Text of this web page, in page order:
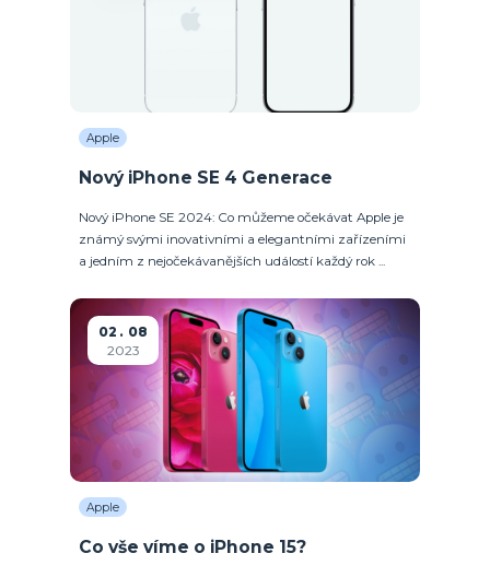
Apple
Nový iPhone SE 4 Generace
Nový iPhone SE 2024: Co můžeme očekávat Apple je
známý svými inovativními a elegantními zařízeními
a jedním z nejočekávanějších událostí každý rok ...
02
08
2023
Apple
Co vše víme o iPhone 15?